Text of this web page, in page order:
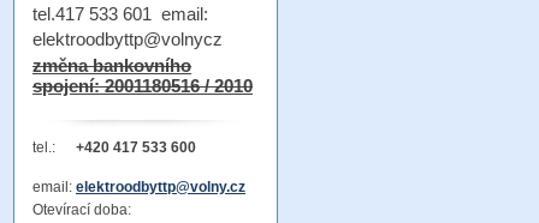
tel.417 533 601 email:
elektroodbyttp@volnycz
změna bankovního
spojení: 2001180516 / 2010
tel.: +420 417 533 600
email: elektroodbyttp@volny.cz
Otevírací doba: